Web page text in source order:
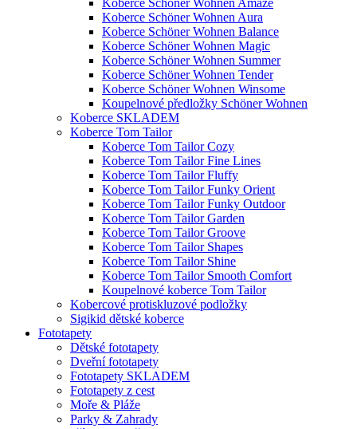
Koberce Schöner Wohnen Aura
Koberce Schöner Wohnen Balance
Koberce Schöner Wohnen Magic
Koberce Schöner Wohnen Summer
Koberce Schöner Wohnen Tender
Koberce Schöner Wohnen Winsome
Koupelnové předložky Schöner Wohnen
Koberce SKLADEM
Koberce Tom Tailor
Koberce Tom Tailor Cozy
Koberce Tom Tailor Fine Lines
Koberce Tom Tailor Fluffy
Koberce Tom Tailor Funky Orient
Koberce Tom Tailor Funky Outdoor
Koberce Tom Tailor Garden
Koberce Tom Tailor Groove
Koberce Tom Tailor Shapes
Koberce Tom Tailor Shine
Koberce Tom Tailor Smooth Comfort
Koupelnové koberce Tom Tailor
Kobercové protiskluzové podložky
Sigikid dětské koberce
Fototapety
Dětské fototapety
Dveřní fototapety
Fototapety SKLADEM
Fototapety z cest
Moře & Pláže
Parky & Zahrady